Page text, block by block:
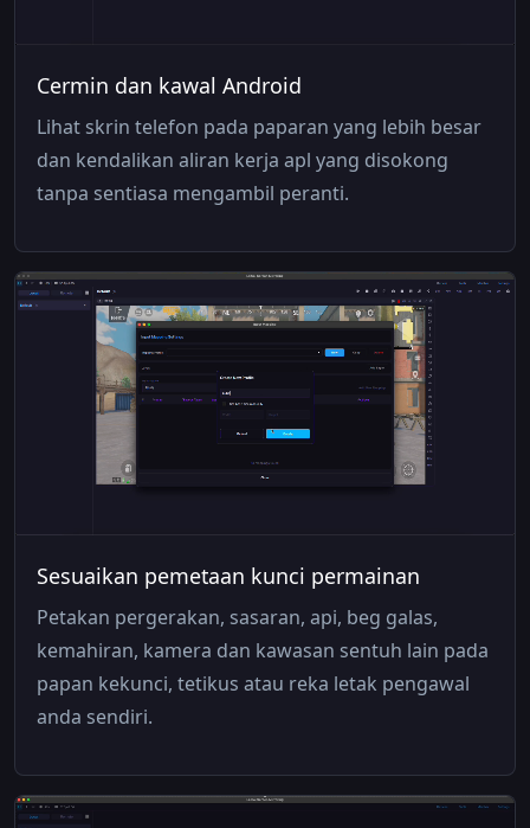
Cermin dan kawal Android
Lihat skrin telefon pada paparan yang lebih besar
dan kendalikan aliran kerja apl yang disokong
tanpa sentiasa mengambil peranti.
Sesuaikan pemetaan kunci permainan
Petakan pergerakan, sasaran, api, beg galas,
kemahiran, kamera dan kawasan sentuh lain pada
papan kekunci, tetikus atau reka letak pengawal
anda sendiri.